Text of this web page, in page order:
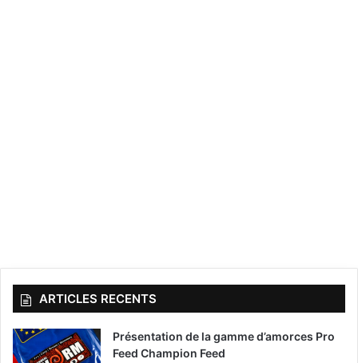
ARTICLES RECENTS
Présentation de la gamme d’amorces Pro
Feed Champion Feed